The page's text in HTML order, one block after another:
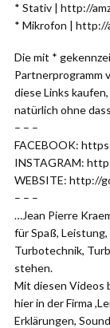
* Stativ | http://
* Mikrofon | http://
Die mit *
Partnerprogramm
diese Links
natürlich ohne
– – –
FACEBOOK:
INSTAGRAM:
WEBSITE: http://
– – –
…Jean Pierre
für Spaß,
Turbotechnik,
stehen.
Mit diesen Videos
hier in der Firma
Erklärungen,